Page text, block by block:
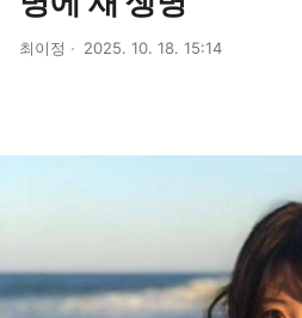
최이정 2025. 10. 18. 15:14